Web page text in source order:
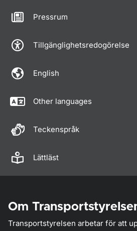
Pressrum
Tillgänglighetsredogörelse
English
Other languages
Teckenspråk
Lättläst
Om
Transportstyrelsen arbetar för att